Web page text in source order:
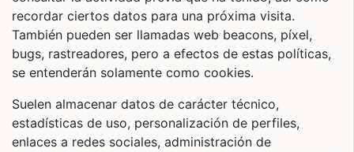
recordar ciertos datos para una próxima visita.
También pueden ser llamadas web beacons, píxel,
bugs, rastreadores, pero a efectos de estas políticas,
se entenderán solamente como cookies.
Suelen almacenar datos de carácter técnico,
estadísticas de uso, personalización de perfiles,
enlaces a redes sociales, administración de